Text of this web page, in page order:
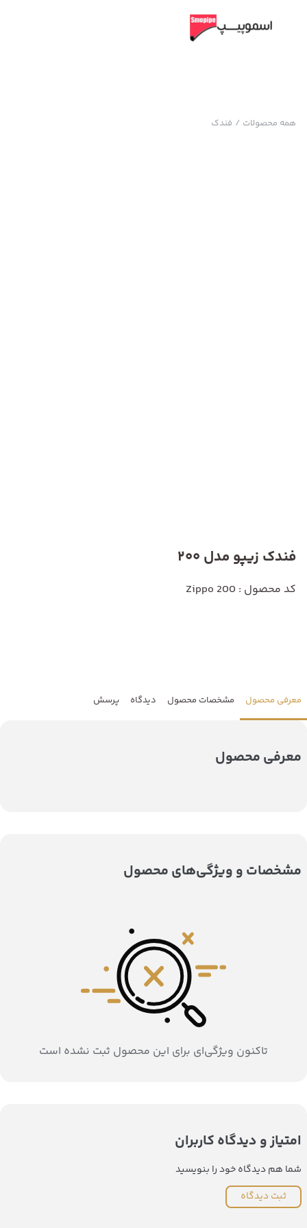
همه محصولات / فندک
فندک زیپو مدل 200
کد محصول : Zippo 200
معرفی محصول مشخصات محصول دیدگاه پرسش
معرفی محصول
مشخصات و ویژگی‌های محصول
تاکنون ویژگی‌ای برای این محصول ثبت نشده است
امتیاز و دیدگاه کاربران
شما هم دیدگاه خود را بنویسید
ثبت دیدگاه